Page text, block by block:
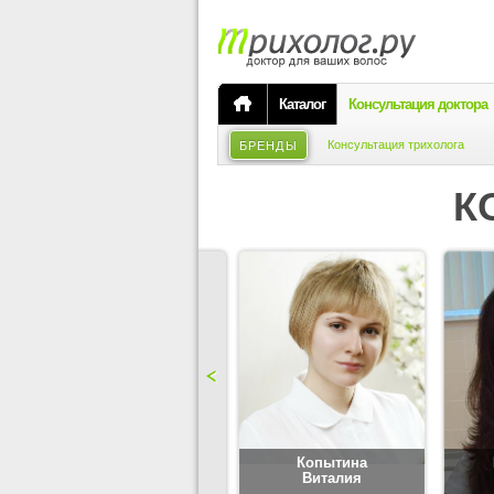
Каталог Консультация доктора
БРЕНДЫ Консультация трихолога
Копытина
Виталия